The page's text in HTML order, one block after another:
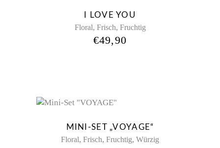
I LOVE YOU
Floral, Frisch, Fruchtig
€49,90
MINI-SET „VOYAGE“
Floral, Frisch, Fruchtig, Würzig